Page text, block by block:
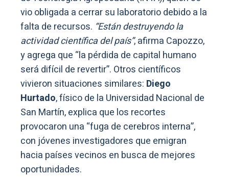
vio obligada a cerrar su laboratorio debido a la
falta de recursos. “Están destruyendo la
actividad científica del país”, afirma Capozzo,
y agrega que “la pérdida de capital humano
será difícil de revertir”. Otros científicos
vivieron situaciones similares: Diego
Hurtado, físico de la Universidad Nacional de
San Martín, explica que los recortes
provocaron una “fuga de cerebros interna”,
con jóvenes investigadores que emigran
hacia países vecinos en busca de mejores
oportunidades.